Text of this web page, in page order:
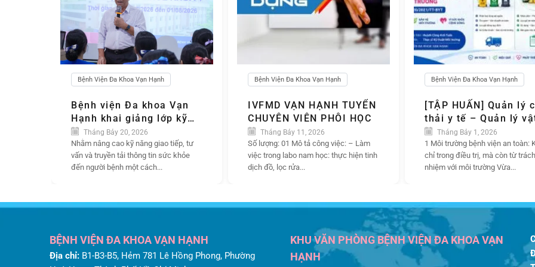
Bệnh Viện Đa Khoa Vạn Hạnh
Bệnh viện Đa khoa Vạn
Hạnh khai giảng lớp kỹ
năng tư vấn, truyền
thông giáo dục sức khỏe,
để người bệnh được lắng
nghe và chăm sóc tốt hơn
Tháng Bảy 20, 2026
Nhằm nâng cao kỹ năng giao tiếp, tư
vấn và truyền tải thông tin sức khỏe
đến người bệnh một cách...
Bệnh Viện Đa Khoa Vạn Hạnh
IVFMD VẠN HẠNH TUYỂN
CHUYÊN VIÊN PHÔI HỌC
Tháng Bảy 11, 2026
Số lượng: 01 Mô tả công việc: – Làm
việc trong labo nam học: thực hiện tinh
dịch đồ, lọc rửa...
Bệnh Viện Đa Khoa Vạn Hạnh
[TẬP HUẤN] Quản lý
thải y tế – Quản lý
liệu nguy hại – Phòng
ngừa & Ứng phó sự
môi trường
Tháng Bảy 1, 2026
1 Môi trường bệnh viện an toàn:
chỉ trong điều trị, mà còn từ trách
nhiệm với môi trường Vừa...
BỆNH VIỆN ĐA KHOA VẠN HẠNH
Địa chỉ: B1-B3-B5, Hẻm 781 Lê Hồng Phong, Phường
KHU VĂN PHÒNG BỆNH VIỆN ĐA KHOA VẠN
HẠNH